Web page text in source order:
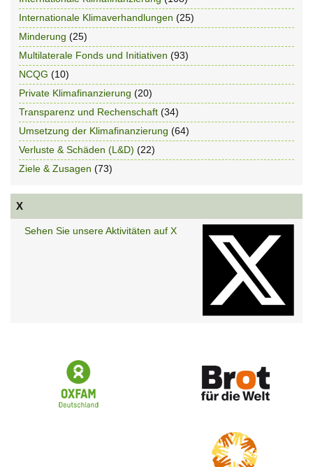
Internationale Klimaverhandlungen (25)
Minderung (25)
Multilaterale Fonds und Initiativen (93)
NCQG (10)
Private Klimafinanzierung (20)
Transparenz und Rechenschaft (34)
Umsetzung der Klimafinanzierung (64)
Verluste & Schäden (L&D) (22)
Ziele & Zusagen (73)
X
Sehen Sie unsere Aktivitäten auf X